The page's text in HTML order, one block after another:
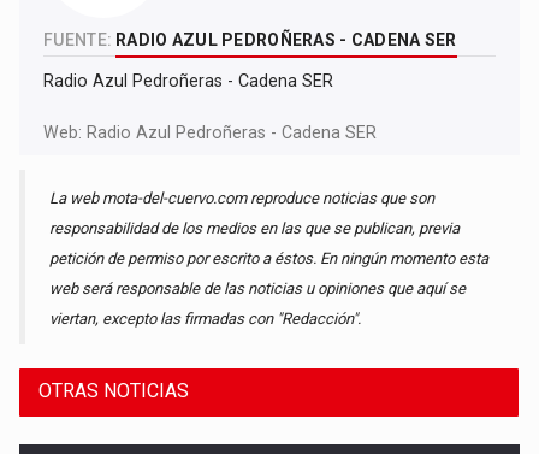
FUENTE: RADIO AZUL PEDROÑERAS - CADENA SER
Radio Azul Pedroñeras - Cadena SER
Web: Radio Azul Pedroñeras - Cadena SER
La web mota-del-cuervo.com reproduce noticias que son
responsabilidad de los medios en las que se publican, previa
petición de permiso por escrito a éstos. En ningún momento esta
web será responsable de las noticias u opiniones que aquí se
viertan, excepto las firmadas con "Redacción".
OTRAS NOTICIAS